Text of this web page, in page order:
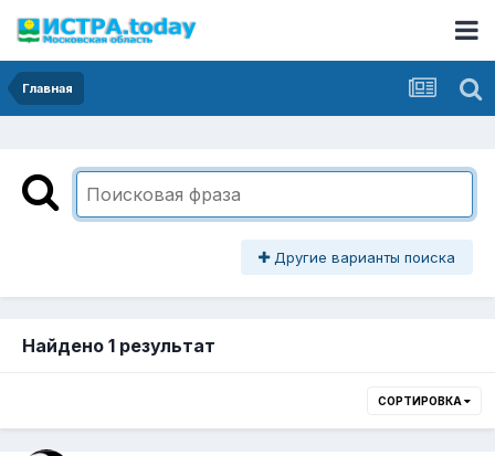
Главная
Другие варианты поиска
Найдено 1 результат
СОРТИРОВКА